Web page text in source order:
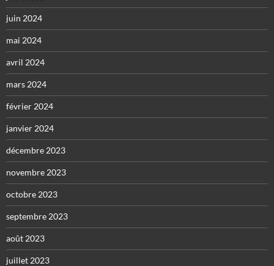
juin 2024
mai 2024
avril 2024
mars 2024
février 2024
janvier 2024
décembre 2023
novembre 2023
octobre 2023
septembre 2023
août 2023
juillet 2023